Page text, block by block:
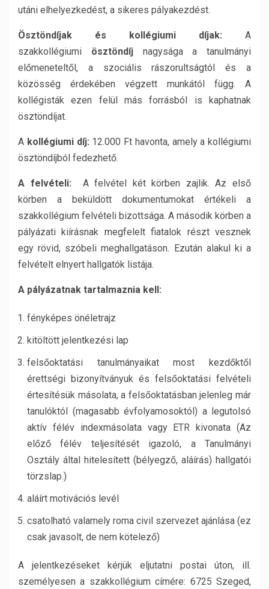
utáni elhelyezkedést, a sikeres pályakezdést.
Ösztöndíjak és kollégiumi díjak: A
szakkollégiumi ösztöndíjnagysága a tanulmányi
előmeneteltől, a szociális rászorultságtól és a
közösség érdekében végzett munkától függ. A
kollégisták ezen felül más forrásból is kaphatnak
ösztöndíjat.
A kollégiumi díj: 12.000 Ft havonta, amely a kollégiumi
ösztöndíjból fedezhető.
A felvételi: A felvétel két körben zajlik. Az első
körben a beküldött dokumentumokat értékeli a
szakkollégium felvételi bizottsága. A második körben a
pályázati kiírásnak megfelelt fiatalok részt vesznek
egy rövid, szóbeli meghallgatáson. Ezután alakul ki a
felvételt elnyert hallgatók listája.
A pályázatnak tartalmaznia kell:
fényképes önéletrajz
kitöltött jelentkezési lap
felsőoktatási tanulmányaikat most kezdőktől
érettségi bizonyítványuk és felsőoktatási felvételi
értesítésük másolata, a felsőoktatásban jelenleg már
tanulóktól (magasabb évfolyamosoktól) a legutolsó
aktív félév indexmásolata vagy ETR kivonata (Az
előző félév teljesítését igazoló, a Tanulmányi
Osztály által hitelesített (bélyegző, aláírás) hallgatói
törzslap.)
aláírt motivációs levél
csatolható valamely roma civil szervezet ajánlása (ez
csak javasolt, de nem kötelező)
A jelentkezéseket kérjük eljutatni postai úton, ill.
személyesen a szakkollégium címére: 6725 Szeged,